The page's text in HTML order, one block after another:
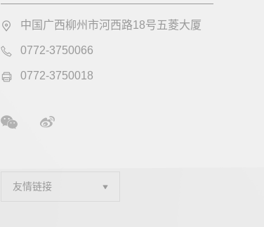
中国广西柳州市河西路18号五菱大厦
0772-3750066
0772-3750018
友情链接